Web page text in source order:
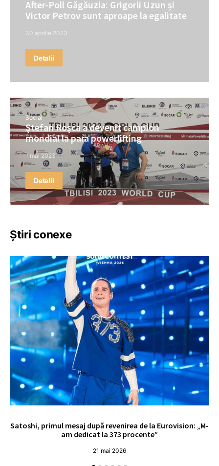
After-Poll Găgăuzia: Grigorii Uzun și
Victor Petrov sunt aproape la egalitate
30 aprilie 2023
Detalii
Social
Ștefan Roșca a devenit campion
mondial la para powerlifting
1 mai 2023
Detalii
Știri conexe
Satoshi, primul mesaj după revenirea de la Eurovision: „M-
am dedicat la 373 procente”
21 mai 2026